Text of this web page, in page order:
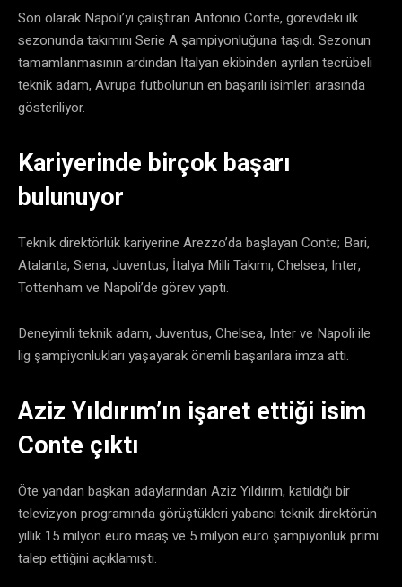
Son olarak Napoli’yi çalıştıran Antonio Conte, görevdeki ilk
sezonunda takımını Serie A şampiyonluğuna taşıdı. Sezonun
tamamlanmasının ardından İtalyan ekibinden ayrılan tecrübeli
teknik adam, Avrupa futbolunun en başarılı isimleri arasında
gösteriliyor.
Kariyerinde birçok başarı
bulunuyor
Teknik direktörlük kariyerine Arezzo’da başlayan Conte; Bari,
Atalanta, Siena, Juventus, İtalya Milli Takımı, Chelsea, Inter,
Tottenham ve Napoli’de görev yaptı.
Deneyimli teknik adam, Juventus, Chelsea, Inter ve Napoli ile
lig şampiyonlukları yaşayarak önemli başarılara imza attı.
Aziz Yıldırım’ın işaret ettiği isim
Conte çıktı
Öte yandan başkan adaylarından Aziz Yıldırım, katıldığı bir
televizyon programında görüştükleri yabancı teknik direktörün
yıllık 15 milyon euro maaş ve 5 milyon euro şampiyonluk primi
talep ettiğini açıklamıştı.